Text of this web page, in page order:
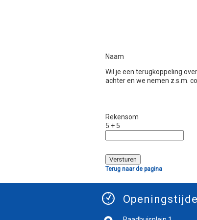
Naam
Wil je een terugkoppeling
achter en we nemen z.s.m.
Rekensom
5 + 5
Terug naar de pagina